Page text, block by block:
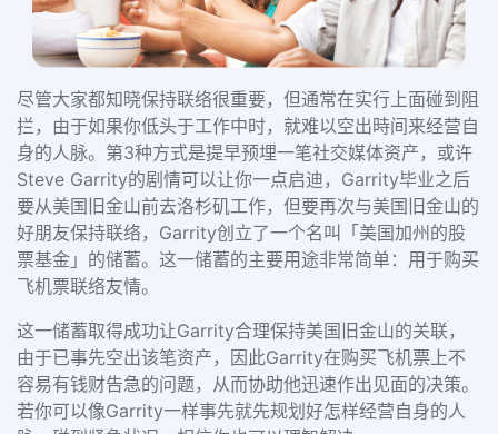
尽管大家都知晓保持联络很重要，但通常在实行上面碰到阻
拦，由于如果你低头于工作中时，就难以空出時间来经营自
身的人脉。第3种方式是提早预埋一笔社交媒体资产，或许
Steve Garrity的剧情可以让你一点启迪，Garrity毕业之后
要从美国旧金山前去洛杉矶工作，但要再次与美国旧金山的
好朋友保持联络，Garrity创立了一个名叫「美国加州的股
票基金」的储蓄。这一储蓄的主要用途非常简单：用于购买
飞机票联络友情。
这一储蓄取得成功让Garrity合理保持美国旧金山的关联，
由于已事先空出该笔资产，因此Garrity在购买飞机票上不
容易有钱财告急的问题，从而协助他迅速作出见面的决策。
若你可以像Garrity一样事先就先规划好怎样经营自身的人